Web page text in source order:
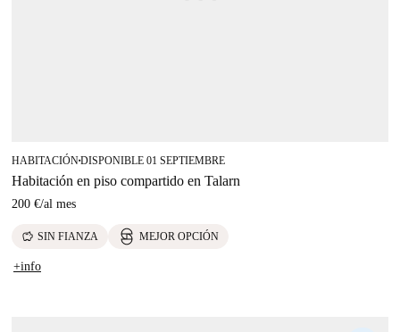
HABITACIÓN■DISPONIBLE 01 SEPTIEMBRE
Habitación en piso compartido en Talarn
200 €/al mes
savings SIN FIANZA MEJOR OPCIÓN
+info